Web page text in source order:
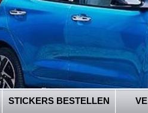
STICKERS BESTELLEN